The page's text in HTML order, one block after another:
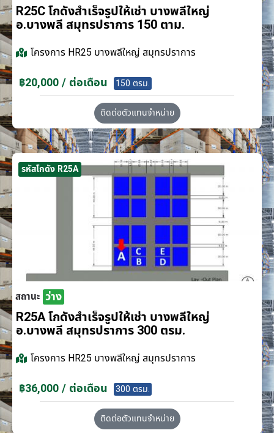
R25C โกดังสำเร็จรูปให้เช่า บางพลีใหญ่
อ.บางพลี สมุทรปราการ 150 ตาม.
โครงการ HR25 บางพลีใหญ่ สมุทรปราการ
฿20,000 / ต่อเดือน 150 ตรม.
ติดต่อตัวแทนจำหน่าย
รหัสโกดัง R25A
สถานะ ว่าง
R25A โกดังสำเร็จรูปให้เช่า บางพลีใหญ่
อ.บางพลี สมุทรปราการ 300 ตรม.
โครงการ HR25 บางพลีใหญ่ สมุทรปราการ
฿36,000 / ต่อเดือน 300 ตรม.
ติดต่อตัวแทนจำหน่าย